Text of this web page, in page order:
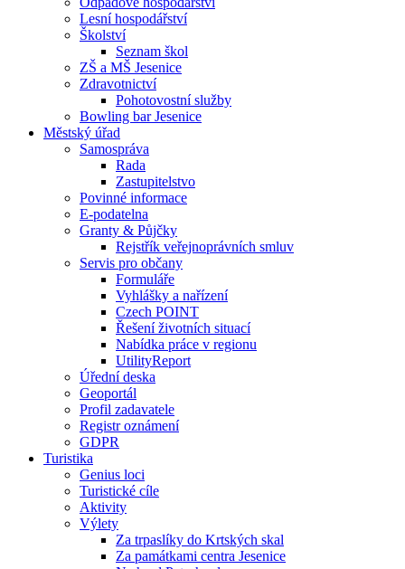
Lesní hospodářství
Školství
Seznam škol
ZŠ a MŠ Jesenice
Zdravotnictví
Pohotovostní služby
Bowling bar Jesenice
Městský úřad
Samospráva
Rada
Zastupitelstvo
Povinné informace
E-podatelna
Granty & Půjčky
Rejstřík veřejnoprávních smluv
Servis pro občany
Formuláře
Vyhlášky a nařízení
Czech POINT
Řešení životních situací
Nabídka práce v regionu
UtilityReport
Úřední deska
Geoportál
Profil zadavatele
Registr oznámení
GDPR
Turistika
Genius loci
Turistické cíle
Aktivity
Výlety
Za trpaslíky do Krtských skal
Za památkami centra Jesenice